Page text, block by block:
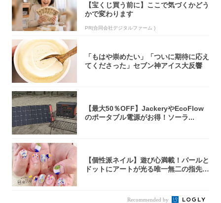
【宝くじ買う前に】ここで気づくかどう
かで変わります
PR(合同会社デジタルファーム )
「もはや崇めたい」「ついに期待に応え
てくださった」セブン神アイス大反響
【最大50％OFF】JackeryやEcoFlow
のポータブル電源がお得！ソーラ...
【個性派ネイル】遊び心満載！パールと
ドットにアートが光る唯一無二の指先が
Recommended by